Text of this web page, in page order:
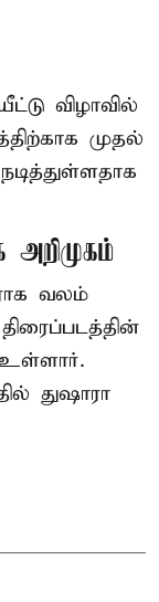
விழாவில்
முதல்
அறிமுகம்
வலம்
உள்ளார்.
துஷாரா